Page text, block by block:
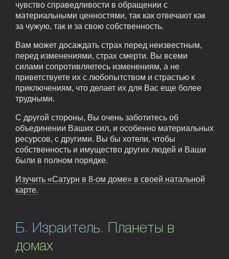
чувство справедливости в обращении с
материальными ценностями, так как отвечают как
за чужую, так и за свою собственность.
Вам может досаждать страх перед неизвестным,
перед изменениями, страх смерти. Вы всеми
силами сопротивляетесь изменениям, а не
приветствуете их с любопытством и страстью к
приключениям, что делает их для Вас еще более
трудными.
С другой стороны, Вы очень заботитесь об
объединении Ваших сил, и особенно материальных
ресурсов, с другими. Вы бы хотели, чтобы
собственность и имущество других людей и Ваши
были в полном порядке.
Изучить «Сатурн в 8-ом доме» в своей натальной
карте.
Б. Израитель. Планеты в
домах